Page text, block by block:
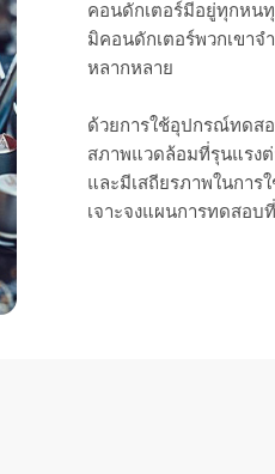
คอนดักเตอร์มีอยู่ทุกหน
มิคอนดักเตอร์พวกเขาจ
หลากหลาย
ด้วยการใช้อุปกรณ์ทดส
สภาพแวดล้อมที่รุนแรงต่
และมีเสถียรภาพในกา
เจาะจงแผนการทดสอบ